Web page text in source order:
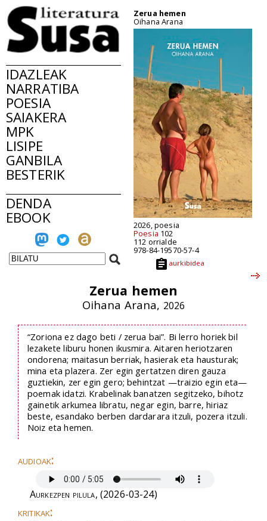
IDAZLEAK
NARRATIBA
POESIA
SAIAKERA
MPK
LISIPE
GANBILA
BESTERIK
DENDA
EBOOK
Zerua hemen
Oihana Arana
2026, poesia
Poesia 102
112 orrialde
978-84-19570-57-4
aurkibidea
Zerua hemen
Oihana Arana, 2026
“Zoriona ez dago beti / zerua bai”. Bi lerro horiek bil
lezakete liburu honen ikusmira. Aitaren heriotzaren
ondorena; maitasun berriak, hasierak eta hausturak;
mina eta plazera. Zer egin gertatzen diren gauza
guztiekin, zer egin gero; behintzat —traizio egin eta—
poemak idatzi. Krabelinak banatzen segitzeko, bihotz
gainetik arkumea libratu, negar egin, barre, hiriaz
beste, esandako berben dardarara itzuli, pozera itzuli.
Noiz eta hemen.
audioak:
Aurkezpen pilula, (2026-03-24)
kritikak: